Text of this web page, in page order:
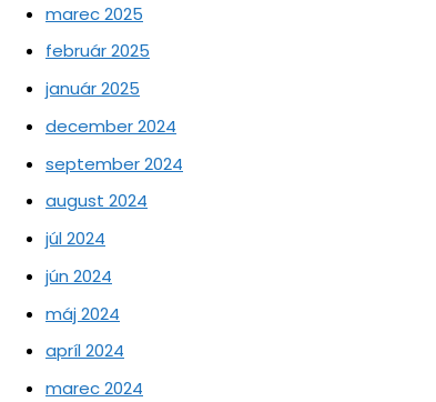
marec 2025
február 2025
január 2025
december 2024
september 2024
august 2024
júl 2024
jún 2024
máj 2024
apríl 2024
marec 2024